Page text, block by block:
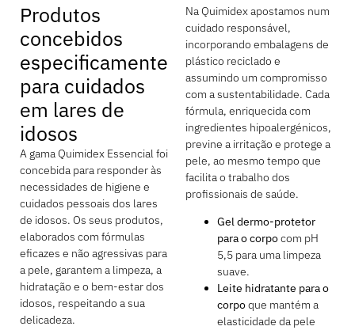
Produtos
concebidos
especificamente
para cuidados
em lares de
idosos
A gama Quimidex Essencial foi
concebida para responder às
necessidades de higiene e
cuidados pessoais dos lares
de idosos. Os seus produtos,
elaborados com fórmulas
eficazes e não agressivas para
a pele, garantem a limpeza, a
hidratação e o bem-estar dos
idosos, respeitando a sua
delicadeza.
Na Quimidex apostamos num
cuidado responsável,
incorporando embalagens de
plástico reciclado e
assumindo um compromisso
com a sustentabilidade. Cada
fórmula, enriquecida com
ingredientes hipoalergénicos,
previne a irritação e protege a
pele, ao mesmo tempo que
facilita o trabalho dos
profissionais de saúde.
Gel dermo-protetor
para o corpocom pH
5,5 para uma limpeza
suave.
Leite hidratante para o
corpoque mantém a
elasticidade da pele